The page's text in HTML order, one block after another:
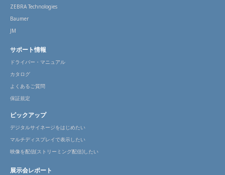
ZEBRA Technologies
Baumer
JM
サポート情報
ドライバー・マニュアル
カタログ
よくあるご質問
保証規定
ピックアップ
デジタルサイネージをはじめたい
マルチディスプレイで表示したい
映像を配信(ストリーミング配信)したい
展示会レポート